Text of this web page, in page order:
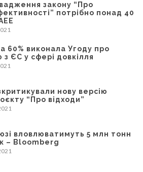
закону “Про
потрібно понад 40
60% виконала Угоду про
з ЄС у сфері довкілля
нову версію
“Про відходи”
вловлюватимуть 5 млн тонн
– Bloomberg